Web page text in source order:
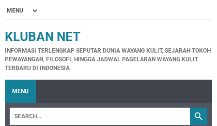
KLUBAN NET
INFORMASI TERLENGKAP SEPUTAR DUNIA WAYANG KULIT, SEJARAH TOKOH
PEWAYANGAN, FILOSOFI, HINGGA JADWAL PAGELARAN WAYANG KULIT
TERBARU DI INDONESIA
MENU